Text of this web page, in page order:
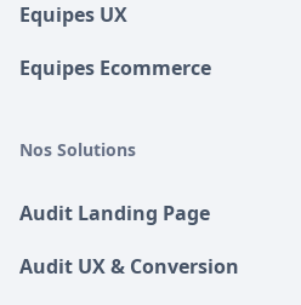
Equipes UX
Equipes Ecommerce
Nos Solutions
Audit Landing Page
Audit UX & Conversion